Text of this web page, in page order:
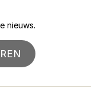
nieuws.